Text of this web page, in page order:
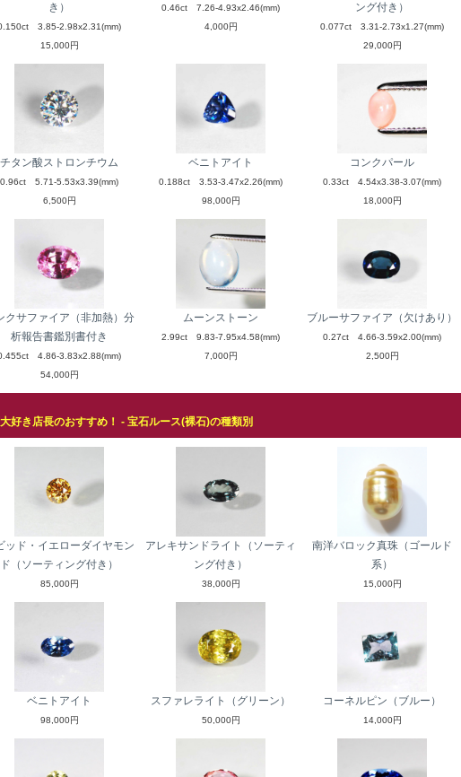
き）
3.85-2.98x2.31(mm)
15,000円
0.46ct 7.26-4.93x2.46(mm)
4,000円
ング付き）
0.077ct 3.31-2.73x1.27(mm)
29,000円
チタン酸ストロンチウム
0.96ct 5.71-5.53x3.39(mm)
6,500円
ベニトアイト
0.188ct 3.53-3.47x2.26(mm)
98,000円
コンクパール
0.33ct 4.54x3.38-3.07(mm)
18,000円
クサファイア（非加熱）分
析報告書鑑別書付き
4.86-3.83x2.88(mm)
54,000円
ムーンストーン
2.99ct 9.83-7.95x4.58(mm)
7,000円
ブルーサファイア（欠けあり）
0.27ct 4.66-3.59x2.00(mm)
2,500円
好き店長のおすすめ！ - 宝石ルース(裸石)の種類別
ッド・イエローダイヤモン
ド（ソーティング付き）
85,000円
アレキサンドライト（ソーティ
ング付き）
38,000円
南洋バロック真珠（ゴールド
系）
15,000円
ベニトアイト
98,000円
スファレライト（グリーン）
50,000円
コーネルピン（ブルー）
14,000円